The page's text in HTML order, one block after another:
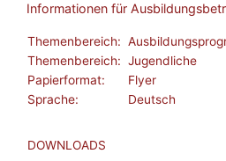
Informationen für
Themenbereich:
Themenbereich: Jugendliche
Papierformat:
Flyer
Sprache:
Deutsch
DOWNLOADS